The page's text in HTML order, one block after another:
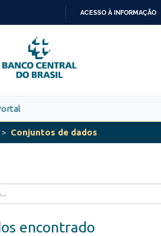
PARA
O
CONTEÚDO
ACESSO À INFORMAÇÃO
Conjuntos de dados
encontrado